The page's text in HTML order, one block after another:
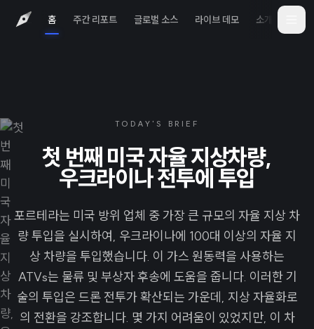
홈 주간 리포트 글로벌 소스 라이브 데모 소개
TODAY'S BRIEF
첫 번째 미국 자율 지상차량,
우크라이나 전투에 투입
포르테라는 미국 방위 업체 중 가장 큰 규모의 자율 지상 차
량 투입을 실시하여, 우크라이나에 100대 이상의 자율 지
상 차량을 투입했습니다. 이 가스 원동력을 사용하는
ATVs는 물류 및 부상자 후송에 도움을 줍니다. 이러한 기
술의 투입은 드론 전투가 확산되는 가운데, 지상 자율화로
의 전환을 강조합니다. 몇 가지 어려움이 있었지만, 이 차